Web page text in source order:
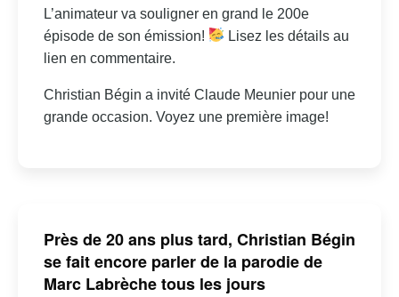
L’animateur va souligner en grand le 200e
épisode de son émission!
Lisez les détails au
lien en commentaire.
Christian Bégin a invité Claude Meunier pour une
grande occasion. Voyez une première image!
Près de 20 ans plus tard, Christian Bégin
se fait encore parler de la parodie de
Marc Labrèche tous les jours